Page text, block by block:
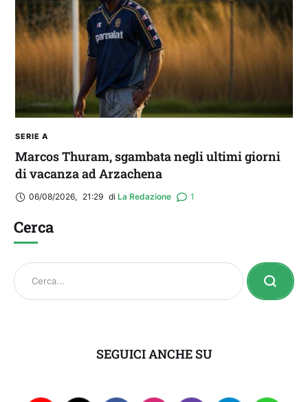
SERIE A
Marcos Thuram, sgambata negli ultimi giorni
di vacanza ad Arzachena
06/08/2026, 21:29 di La Redazione 1
Cerca
SEGUICI ANCHE SU